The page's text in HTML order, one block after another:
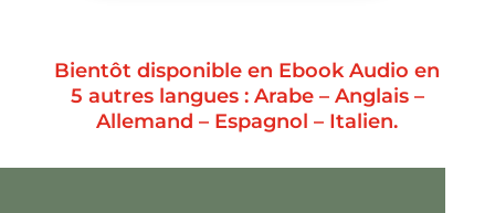
Bientôt disponible en Ebook Audio en
5 autres langues : Arabe – Anglais –
Allemand – Espagnol – Italien.